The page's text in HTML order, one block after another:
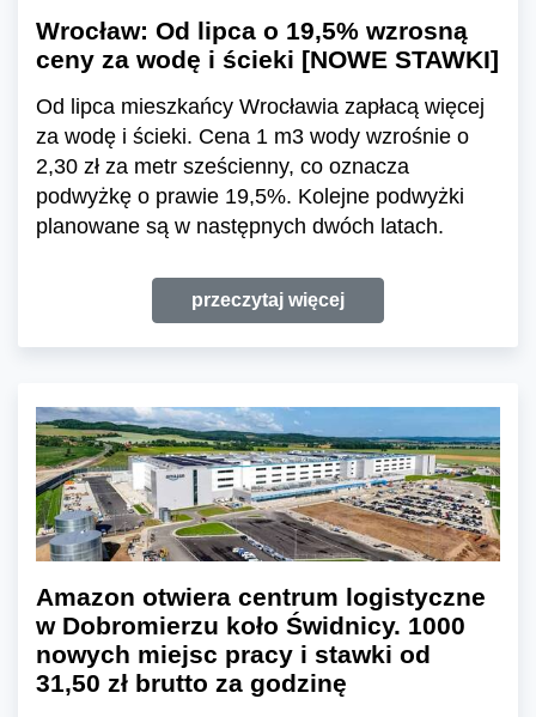
Wrocław: Od lipca o 19,5% wzrosną
ceny za wodę i ścieki [NOWE STAWKI]
Od lipca mieszkańcy Wrocławia zapłacą więcej
za wodę i ścieki. Cena 1 m3 wody wzrośnie o
2,30 zł za metr sześcienny, co oznacza
podwyżkę o prawie 19,5%. Kolejne podwyżki
planowane są w następnych dwóch latach.
przeczytaj więcej
Amazon otwiera centrum logistyczne
w Dobromierzu koło Świdnicy. 1000
nowych miejsc pracy i stawki od
31,50 zł brutto za godzinę